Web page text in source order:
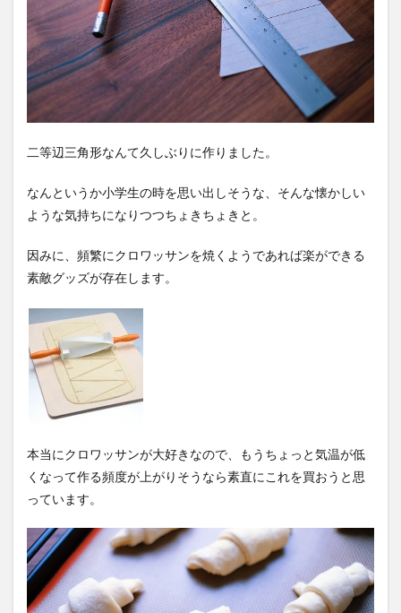
二等辺三角形なんて久しぶりに作りました。
なんというか小学生の時を思い出しそうな、そんな懐かしい
ような気持ちになりつつちょきちょきと。
因みに、頻繁にクロワッサンを焼くようであれば楽ができる
素敵グッズが存在します。
本当にクロワッサンが大好きなので、もうちょっと気温が低
くなって作る頻度が上がりそうなら素直にこれを買おうと思
っています。